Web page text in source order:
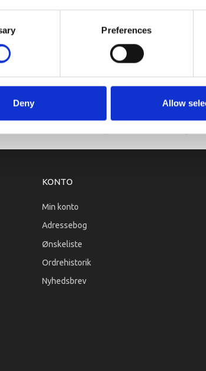
Preferences
Deny Allow
F30B/F40F/F50F/F50H/FT50G/FT50J/F60C/F60F/
så udfører vi autoriseret service i Silkeborg - kontakt os
så ring endelig på 30 36 55 33.
i markedet. Derfor kan der i enkelte
KONTO
Min konto
Adressebog
Ønskeliste
Ordrehistorik
Nyhedsbrev